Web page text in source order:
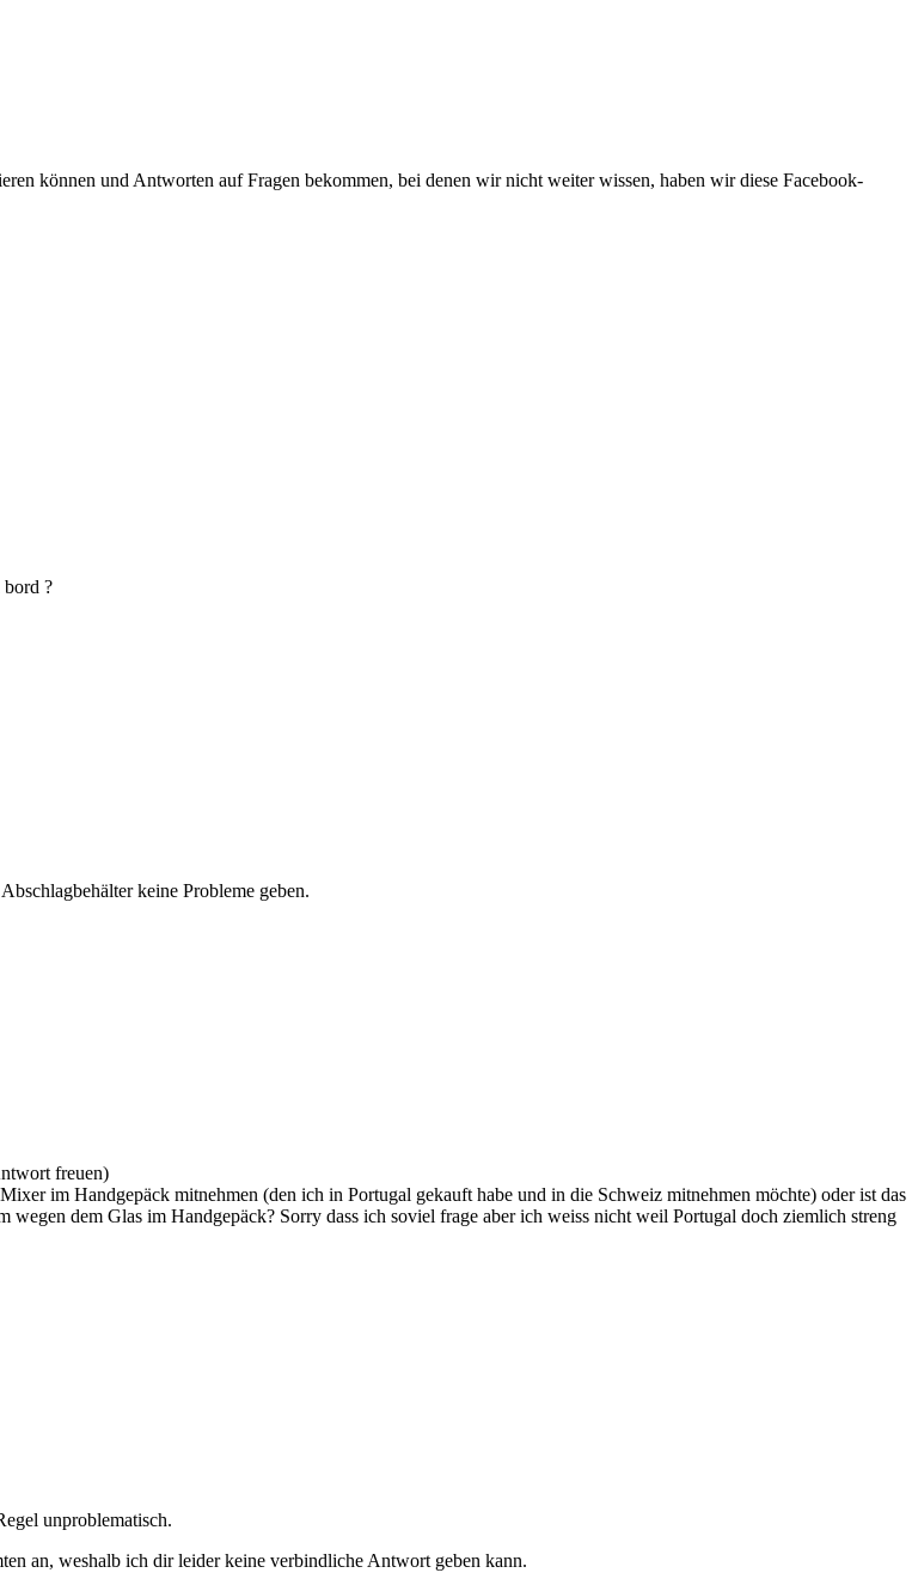
können und Antworten auf Fragen bekommen, bei denen wir nicht weiter wissen, haben wir diese Facebook-
bord ?
keine Probleme geben.
freuen)
im Handgepäck mitnehmen (den ich in Portugal gekauft habe und in die Schweiz mitnehmen möchte) oder ist das
dem Glas im Handgepäck? Sorry dass ich soviel frage aber ich weiss nicht weil Portugal doch ziemlich streng
unproblematisch.
an, weshalb ich dir leider keine verbindliche Antwort geben kann.